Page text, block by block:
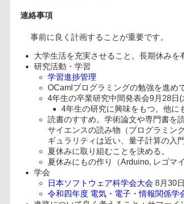
連絡事項
事前に良く計画することが重要です。
大学生活を充実させること。長期休みを
研究活動・学習
学習進捗管理
OCamlプログラミングの勉強を進めて
4年生の卒業研究中間発表会9月28日
4年生の研究に興味をもつ。他に
読書のすすめ。学術論文や専門書を
サイエンスの読み物（プログラミン
ギュラリティは近い、量子計算の入門
夏休みに取り組むことを決める。
夏休みにもの作り（Arduino, レゴマ
学会
日本ソフトウェア科学会大会 8月30
令和四年度 電気・電子・情報関係学